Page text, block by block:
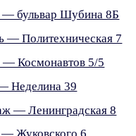
— бульвар Шубина 8Б
— Политехническая 7
— Космонавтов 5/5
Неделина 39
— Ленинградская 8